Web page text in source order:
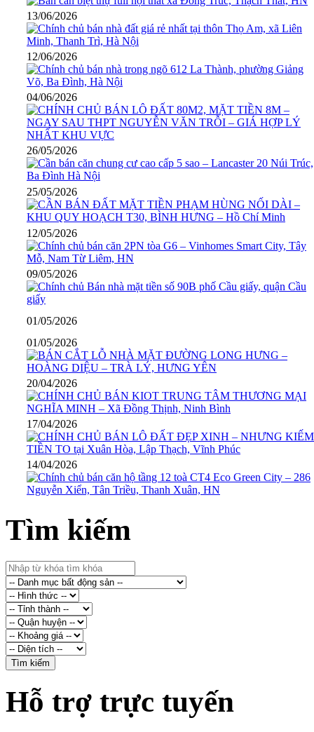
13/06/2026
12/06/2026
04/06/2026
26/05/2026
25/05/2026
12/05/2026
09/05/2026
01/05/2026
01/05/2026
20/04/2026
17/04/2026
14/04/2026
Tìm kiếm
Hỗ trợ trực tuyến